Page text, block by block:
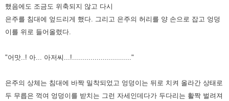
했음에도 조금도 위축되지 않고 다시
은주를 침대에 엎드리게 했다. 그리고 은주의 허리를 양 손으로 잡고 엉덩
이를 위로 들어올렸다.
"어맛..! 아... 아저씨...!............................."
은주의 상체는 침대에 바짝 밀착되었고 엉덩이는 뒤로 치켜 올라간 상태로
두 무릅은 꺽여 엉덩이를 받치는 그런 자세인데다가 두다리는 활짝 벌려져